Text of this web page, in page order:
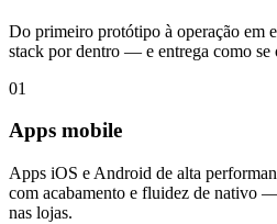
Do primeiro protótipo à operação em
stack por dentro — e entrega como se
01
Apps mobile
Apps iOS e Android de alta
com acabamento e fluidez de nativo
nas lojas.